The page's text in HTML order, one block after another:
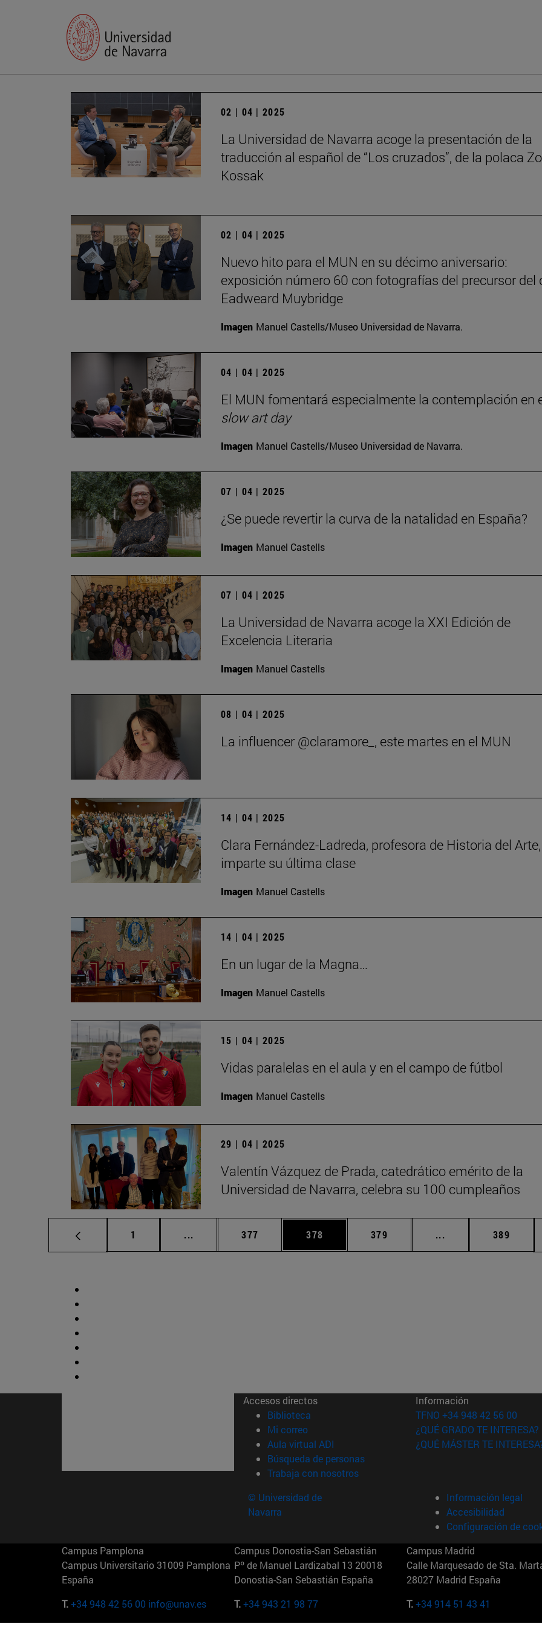
02 | 04 | 2025
La Universidad de Navarra acoge la presentación de la
traducción al español de “Los cruzados”, de la polaca
Kossak
02 | 04 | 2025
Nuevo hito para el MUN en su décimo aniversario:
exposición número 60 con fotografías del precursor del
Eadweard Muybridge
Imagen Manuel Castells/Museo Universidad de Navarra.
04 | 04 | 2025
El MUN fomentará especialmente la contemplación en
slow art day
Imagen Manuel Castells/Museo Universidad de Navarra.
07 | 04 | 2025
¿Se puede revertir la curva de la natalidad en España?
Imagen Manuel Castells
07 | 04 | 2025
La Universidad de Navarra acoge la XXI Edición de
Excelencia Literaria
Imagen Manuel Castells
08 | 04 | 2025
La influencer @claramore_, este martes en el MUN
14 | 04 | 2025
Clara Fernández-Ladreda, profesora de Historia del Arte,
imparte su última clase
Imagen Manuel Castells
14 | 04 | 2025
En un lugar de la Magna…
Imagen Manuel Castells
15 | 04 | 2025
Vidas paralelas en el aula y en el campo de fútbol
Imagen Manuel Castells
29 | 04 | 2025
Valentín Vázquez de Prada, catedrático emérito de la
Universidad de Navarra, celebra su 100 cumpleaños
Página
1 ... Páginas intermedias Use TAB para desplazarse.
Página
377 Página
378 Página
379 ... Páginas intermedias
Página
389
Accesos directos
Biblioteca (abre en nueva ventana)
Mi correo(abre en nueva ventana)
Aula virtual ADI (abre en nueva ventana)
Búsqueda de personas(abre en nueva ventana)
Trabaja con nosotros(abre en nueva ventana)
Información
TFNO +34 948 42 56 00
¿QUÉ GRADO TE INTERESA?
¿QUÉ MÁSTER TE
© Universidad de
Navarra
Información legal
Accesibilidad
Configuración de
Campus Pamplona
Campus Universitario 31009 Pamplona
España
T.+34 948 42 56 00 info@unav.es
Campus Donostia-San Sebastián
Pº de Manuel Lardizabal 13 20018
Donostia-San Sebastián España
T.+34 943 21 98 77
Campus Madrid
Calle Marquesado de Sta.
28027 Madrid España
T.+34 914 51 43 41